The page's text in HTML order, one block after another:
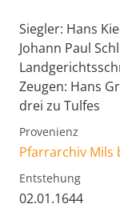
Siegler: Hans
Johann Paul
Zeugen: Hans
drei zu Tulfes
Provenienz
Pfarrarchiv Mils
Entstehung
02.01.1644